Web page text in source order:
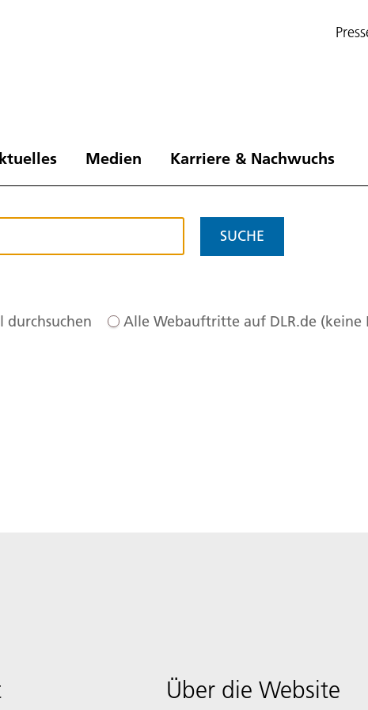
Medien Karriere & Nachwuchs
SUCHE
durchsuchen Alle Webauftritte auf DLR.de (keine
Über die Website